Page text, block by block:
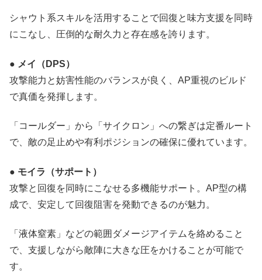
シャウト系スキルを活用することで回復と味方支援を同時
にこなし、圧倒的な耐久力と存在感を誇ります。
● メイ（DPS）
攻撃能力と妨害性能のバランスが良く、AP重視のビルド
で真価を発揮します。
「コールダー」から「サイクロン」への繋ぎは定番ルート
で、敵の足止めや有利ポジションの確保に優れています。
● モイラ（サポート）
攻撃と回復を同時にこなせる多機能サポート。AP型の構
成で、安定して回復阻害を発動できるのが魅力。
「液体窒素」などの範囲ダメージアイテムを絡めること
で、支援しながら敵陣に大きな圧をかけることが可能で
す。